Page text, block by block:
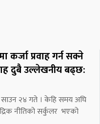
कर्जा प्रवाह गर्न सक्ने
दुबै उल्लेखनीय बढ्छ:
साउन २४ गते । केहि समय अघि
नीतिको सर्कुलर भएको